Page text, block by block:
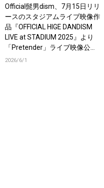
Official髭男dism、7月15日リリ
ースのスタジアムライブ映像作
品『OFFICIAL HIGE DANDISM
LIVE at STADIUM 2025』より
「Pretender」ライブ映像公
開！
2026/6/1